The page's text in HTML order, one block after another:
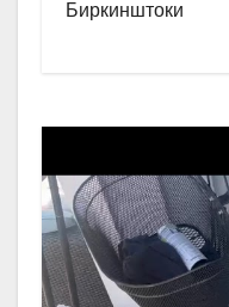
Биркинштоки